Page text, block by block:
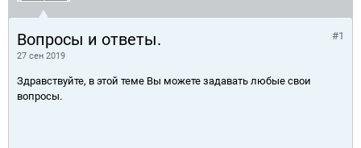
Вопросы и ответы.
27 сен 2019
#1
Здравствуйте, в этой теме Вы можете задавать любые свои
вопросы.